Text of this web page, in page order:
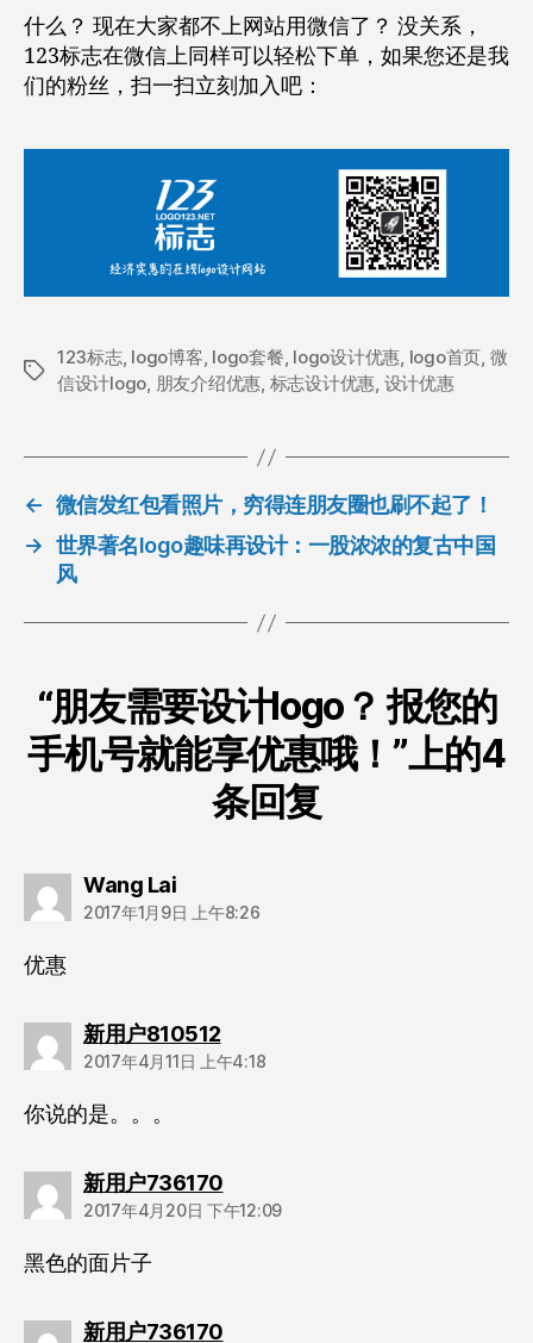
什么？ 现在大家都不上网站用微信了？ 没关系，
123标志在微信上同样可以轻松下单，如果您还是我
们的粉丝，扫一扫立刻加入吧：
标
123标志, logo博客, logo套餐, logo设计优惠, logo首页, 微
信设计logo, 朋友介绍优惠, 标志设计优惠, 设计优惠
← 微信发红包看照片，穷得连朋友圈也刷不起了！
→ 世界著名logo趣味再设计：一股浓浓的复古中国
风
“朋友需要设计logo？ 报您的
手机号就能享优惠哦！”上的4
条回复
Wang Lai说：
2017年1月9日 上午8:26
优惠
新用户810512说：
2017年4月11日 上午4:18
你说的是。。。
新用户736170说：
2017年4月20日 下午12:09
黑色的面片子
新用户736170说：